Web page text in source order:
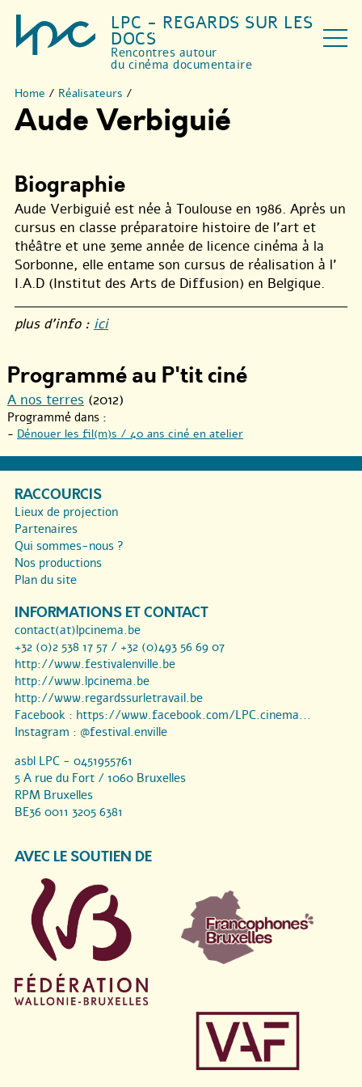
LPC - REGARDS SUR LES
DOCS
Rencontres autour
du cinéma documentaire
Home / Réalisateurs /
Aude Verbiguié
Biographie
Aude Verbiguié est née à Toulouse en 1986. Après un
cursus en classe préparatoire histoire de l’art et
théâtre et une 3eme année de licence cinéma à la
Sorbonne, elle entame son cursus de réalisation à l’
I.A.D (Institut des Arts de Diffusion) en Belgique.
plus d’info : ici
Programmé au P'tit ciné
A nos terres (2012)
Programmé dans :
- Dénouer les fil(m)s / 40 ans ciné en atelier
RACCOURCIS
Lieux de projection
Partenaires
Qui sommes-nous ?
Nos productions
Plan du site
INFORMATIONS ET CONTACT
contact(at)lpcinema.be
+32 (0)2 538 17 57 / +32 (0)493 56 69 07
http://www.festivalenville.be
http://www.lpcinema.be
http://www.regardssurletravail.be
Facebook : https://www.facebook.com/LPC.cinema...
Instagram : @festival.enville
asbl LPC - 0451955761
5 A rue du Fort / 1060 Bruxelles
RPM Bruxelles
BE36 0011 3205 6381
AVEC LE SOUTIEN DE